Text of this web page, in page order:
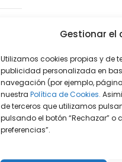
Gestionar el
Utilizamos cookies propias y de
publicidad personalizada en
navegación (por ejemplo,
nuestra Política de Cookies.
de terceros que utilizamos
pulsando el botón “Rechazar” o
preferencias”.